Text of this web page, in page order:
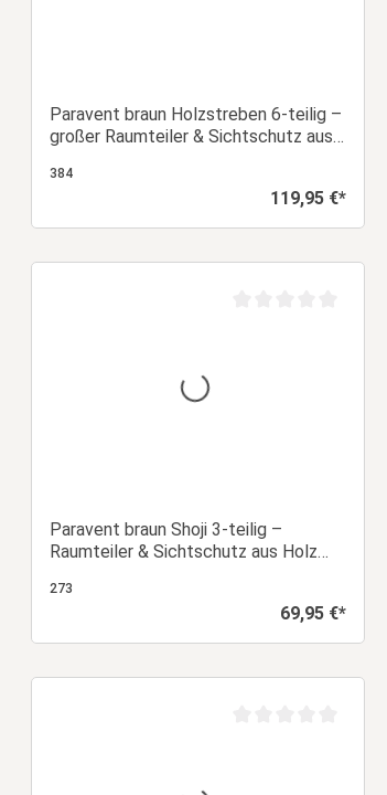
Paravent braun Holzstreben 6-teilig –
großer Raumteiler & Sichtschutz aus
384
Regulärer Preis:
119,95 €*
Paravent braun Shoji 3-teilig –
Raumteiler & Sichtschutz aus Holz
273
Regulärer Preis:
69,95 €*